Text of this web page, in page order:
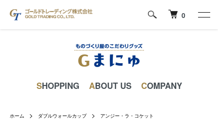
0
SHOPPING ABOUT US COMPANY
ホーム ダブルウォールカップ アンジー・ラ・コケット